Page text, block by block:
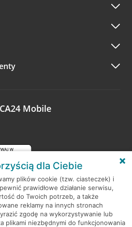
Mobile
dla Ciebie
plików cookie (tzw. ciasteczek) i
prawidłowe działanie serwisu,
do Twoich potrzeb, a także
reklamy na innych stronach
zgodę na wykorzystywanie lub
plikami niezbędnymi do funkcjonowania